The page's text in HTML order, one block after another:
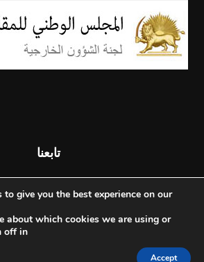
تابعنا
give you the best experience on our
about which cookies we are using or
off in
Accept